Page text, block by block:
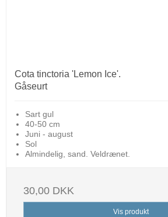
Cota tinctoria 'Lemon Ice'.
Gåseurt
Sart gul
40-50 cm
Juni - august
Sol
Almindelig, sand. Veldrænet.
30,00 DKK
Vis produkt